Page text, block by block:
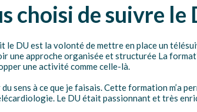
choisi de suivre le
le DU est la volonté de mettre en place un
une approche organisée et structurée La
une activité comme celle-là.
sens à ce que je faisais. Cette formation m’a
Le DU était passionnant et très